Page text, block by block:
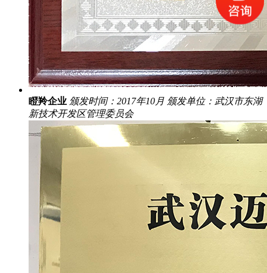
瞪羚企业 颁发时间：2017年10月 颁发单位：武汉市东湖
新技术开发区管理委员会